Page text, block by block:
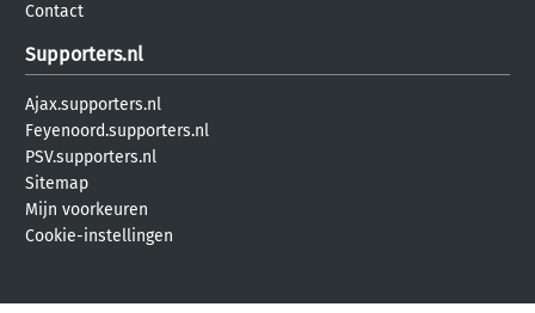
Contact
Supporters.nl
Ajax.supporters.nl
Feyenoord.supporters.nl
PSV.supporters.nl
Sitemap
Mijn voorkeuren
Cookie-instellingen